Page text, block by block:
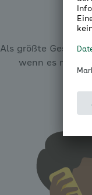
Als größte
wenn es mal